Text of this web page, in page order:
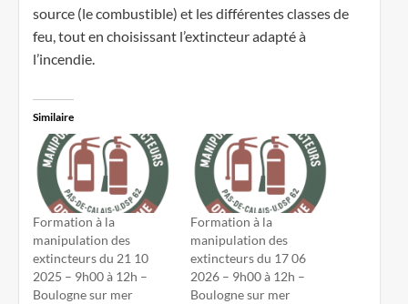
source (le combustible) et les différentes classes de
feu, tout en choisissant l’extincteur adapté à
l’incendie.
Similaire
Formation à la
manipulation des
extincteurs du 21 10
2025 – 9h00 à 12h –
Boulogne sur mer
Formation à la
manipulation des
extincteurs du 17 06
2026 – 9h00 à 12h –
Boulogne sur mer